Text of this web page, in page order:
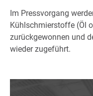
Im Pressvorgang
Kühlschmierstoffe (Öl
zurückgewonnen und
wieder zugeführt.